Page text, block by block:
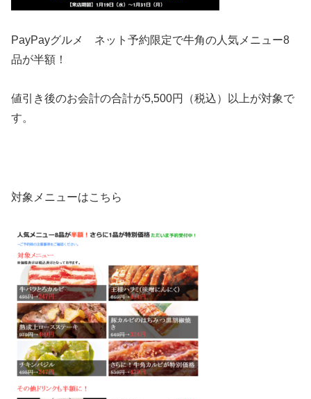
PayPayグルメ ネット予約限定で牛角の人気メニュー8
品が半額！
値引き後のお会計の合計が5,500円（税込）以上が対象で
す。
対象メニューはこちら